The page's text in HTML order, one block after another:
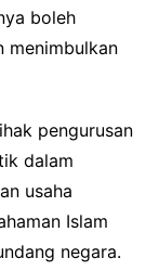
boleh
menimbulkan
pengurusan
dalam
usaha
Islam
negara.